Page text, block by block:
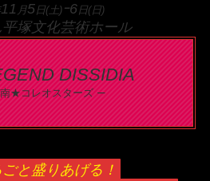
11 月5日(土)ｰ6日(日)
塚文化芸術ホール
DISSIDIA
★コレオスターズ–
と盛りあげる！